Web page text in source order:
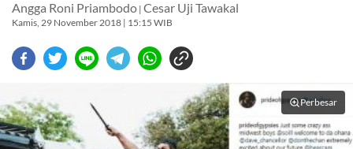
Angga Roni Priambodo | Cesar Uji Tawakal
Kamis, 29 November 2018 | 15:15 WIB
Perbesar